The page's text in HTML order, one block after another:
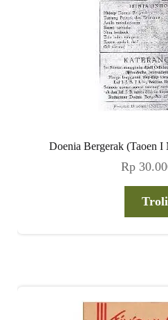
Doenia Bergerak (Taoen I
Rp
Troli